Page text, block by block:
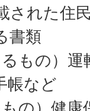
された住
書類
るもの）
帳など